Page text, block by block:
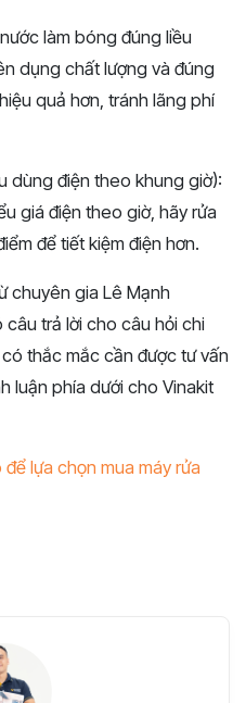
làm bóng đúng liều
dụng chất lượng và đúng
quả hơn, tránh lãng phí
dùng điện theo khung giờ):
giá điện theo giờ, hãy rửa
để tiết kiệm điện hơn.
chuyên gia Lê Mạnh
trả lời cho câu hỏi chi
thắc mắc cần được tư vấn
luận phía dưới cho Vinakit
để lựa chọn mua máy rửa